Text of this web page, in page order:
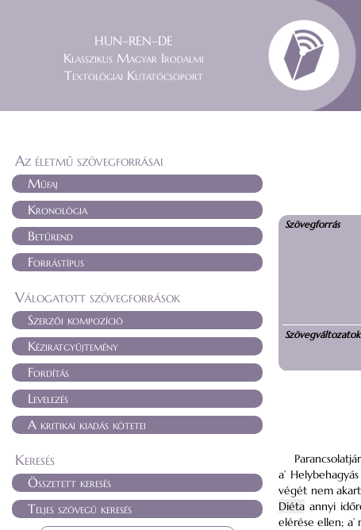
HUN–REN–DE
Klasszikus Magyar Irodalmi
Textológiai Kutatócsoport
Az életmű szövegforrásai
Műfaj
Kronológia
Betűrend
Forrástípus
Válogatott szövegforrások
Szerzői kompozíció
Kéziratgyűjtemény
Fordítás
Levelezés
A kritikai kiadás kötetei
Keresés
Összetett keresés
Teljes szövegű keresés
Szövegforrás
Szövegváltozatok
a’
végét nem
Diéta annyi
elérése ellen; a’